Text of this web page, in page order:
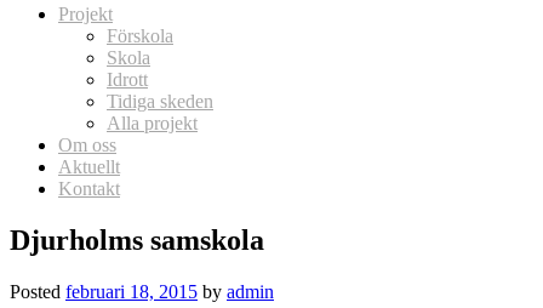
Skip
Projekt
Förskola
Skola
Idrott
Tidiga skeden
Alla projekt
Om oss
Aktuellt
Kontakt
Djurholms samskola
Posted februari 18, 2015 by admin